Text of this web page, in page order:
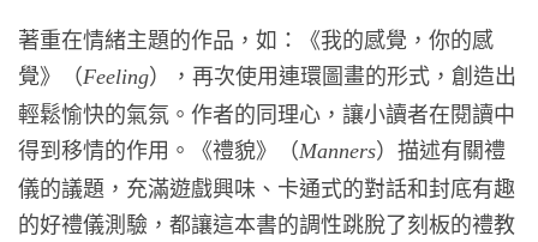
著重在情緒主題的作品，如：《我的感覺，你的感
覺》（Feeling），再次使用連環圖畫的形式，創造出
輕鬆愉快的氣氛。作者的同理心，讓小讀者在閱讀中
得到移情的作用。《禮貌》（Manners）描述有關禮
儀的議題，充滿遊戲興味、卡通式的對話和封底有趣
的好禮儀測驗，都讓這本書的調性跳脫了刻板的禮教